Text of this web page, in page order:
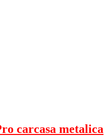
carcasa metalica